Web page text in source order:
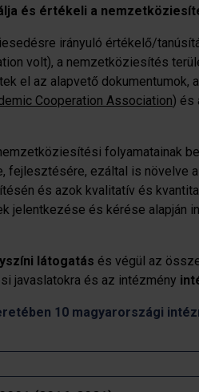
és értékeli a
irányuló értékelő/
volt), a nemzetköziesítés
el az alapvető
Cooperation Association) és
folyamatainak
fejlesztésére, ezáltal is
és azok kvalitatív és
jelentkezése és kérése
látogatás és végül az
javaslatokra és az intézmény
10 magyarországi